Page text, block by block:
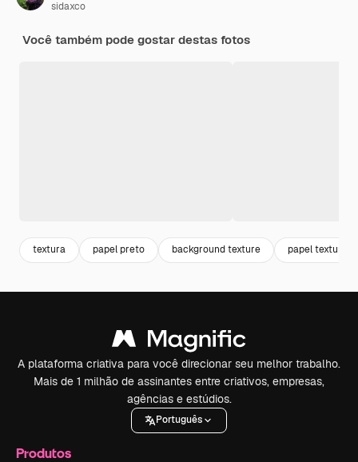
sidaxco
Você também pode gostar destas fotos
textura papel preto background texture papel textura
A plataforma criativa para você direcionar seu melhor trabalho.
Mais de 1 milhão de assinantes entre criativos, empresas,
agências e estúdios.
Português
Produtos